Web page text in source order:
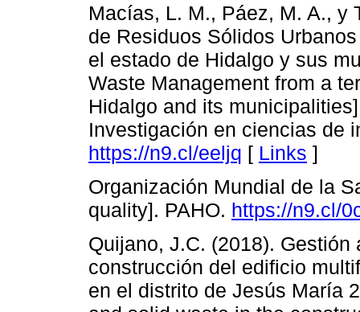
Macías, L. M., Páez, M. A., y
de Residuos Sólidos
el estado de Hidalgo y sus
Waste Management from a
Hidalgo and its
Investigación en ciencias de
https://n9.cl/eeljq [ Links ]
Organización Mundial de la
quality]. PAHO. https://n9.cl/
Quijano, J.C. (2018).
construcción del edificio
en el distrito de Jesús María